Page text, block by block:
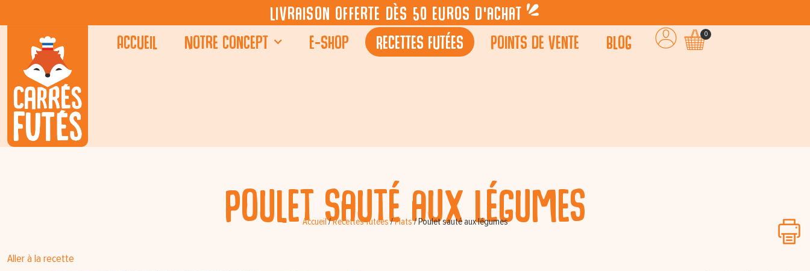
Livraison offerte dès 50 euros d’achat
Accueil
Notre concept E-shop Recettes futées Points de vente Blog 0
Poulet sauté aux légumes
Accueil /Recettes futées/Plats/ Poulet sauté aux légumes
Aller à la recette